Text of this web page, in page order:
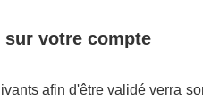
votre compte
afin d'être validé verra